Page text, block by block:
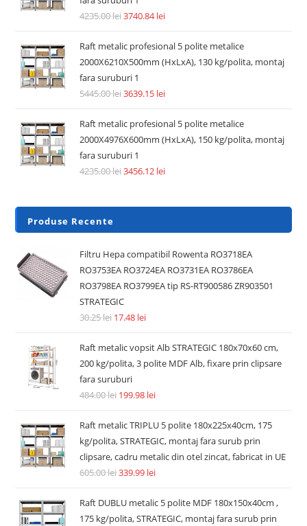
4235.00lei3740.84lei
Raft metalic profesional 5 polite metalice
2000X6210X500mm (HxLxA), 130 kg/polita, montaj
fara suruburi 1
5445.00lei3639.15 lei
Raft metalic profesional 5 polite metalice
2000X4976X600mm (HxLxA), 150 kg/polita, montaj
fara suruburi 1
4235.00lei3456.12 lei
Produse Recente
Filtru Hepa compatibil Rowenta RO3718EA
RO3753EA RO3724EA RO3731EA RO3786EA
RO3798EA RO3799EA tip RS-RT900586 ZR903501
STRATEGIC
30.25lei 17.48 lei
Raft metalic vopsit Alb STRATEGIC 180x70x60 cm,
200 kg/polita, 3 polite MDF Alb, fixare prin clipsare
fara suruburi
484.00lei 199.98 lei
Raft metalic TRIPLU 5 polite 180x225x40cm, 175
kg/polita, STRATEGIC, montaj fara surub prin
clipsare, cadru metalic din otel zincat, fabricat in UE
605.00lei339.99 lei
Raft DUBLU metalic 5 polite MDF 180x150x40cm ,
175 kg/polita, STRATEGIC, montaj fara surub prin